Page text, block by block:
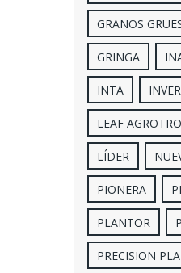
GRANOS
GRINGA
INTA
LEAF
LÍDER
PIONERA
PLANTOR
PRECISION